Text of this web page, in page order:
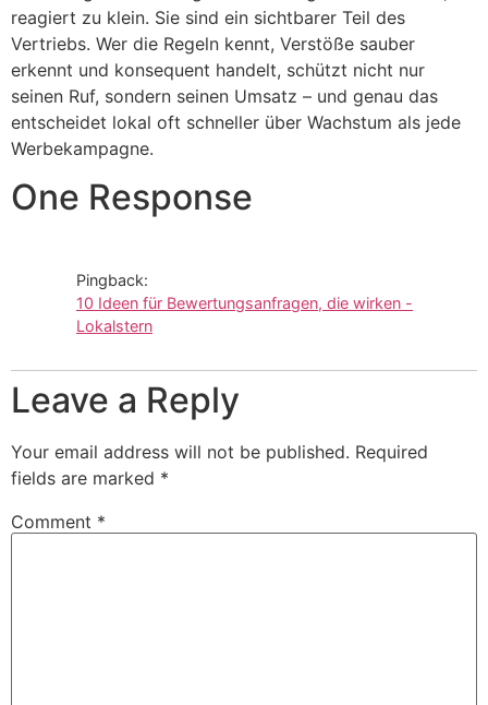
reagiert zu klein. Sie sind ein sichtbarer Teil des
Vertriebs. Wer die Regeln kennt, Verstöße sauber
erkennt und konsequent handelt, schützt nicht nur
seinen Ruf, sondern seinen Umsatz – und genau das
entscheidet lokal oft schneller über Wachstum als jede
Werbekampagne.
One Response
Pingback:
10 Ideen für Bewertungsanfragen, die wirken -
Lokalstern
Leave a Reply
Your email address will not be published. Required
fields are marked *
Comment *